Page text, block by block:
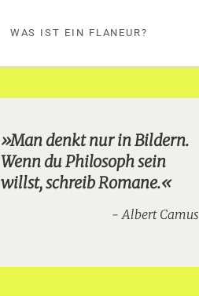
WAS IST EIN FLANEUR?
»Man denkt nur in Bildern.
Wenn du Philosoph sein
willst, schreib Romane.«
Albert Camus